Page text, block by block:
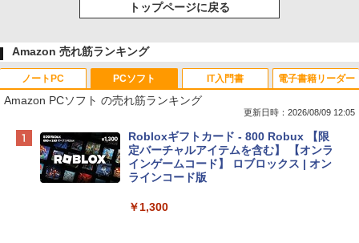
トップページに戻る
Amazon 売れ筋ランキング
ノートPC
Apple 2026 MacBook Neo A18 Proチッ
プ搭載13インチノートブック：AIとAppl
e Intelligenceのために設計、Liquid Ret
inaディスプレイ、8GBユニファイドメモ
eTime HDカメラ - インディゴ
PCソフト
Amazon PCソフト の売れ筋ランキング
更新日時：2026/08/09 12:05
Robloxギフトカード - 800 Robux 【限
定バーチャルアイテムを含む】 【オンラ
インゲームコード】 ロブロックス | オン
ラインコード版
￥1,300
IT入門書 電子書籍リーダー